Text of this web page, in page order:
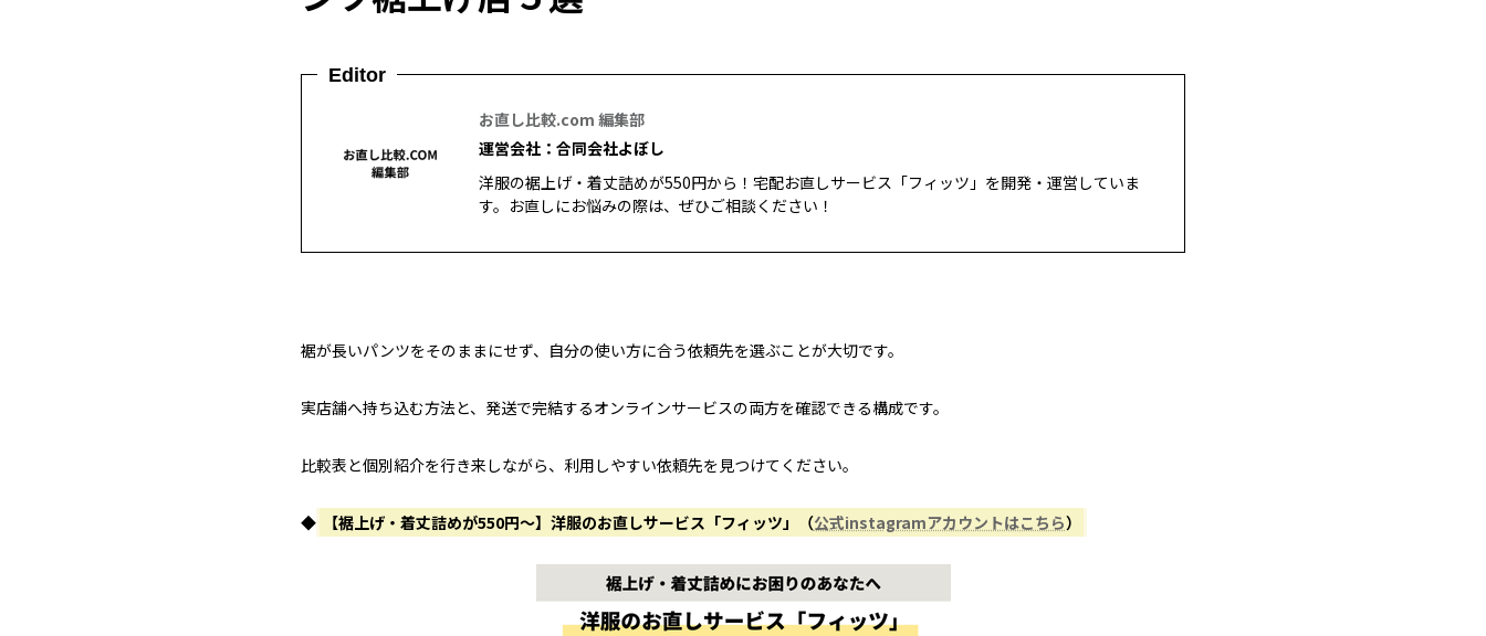
Editor
お直し比較.com 編集部
運営会社：合同会社よぼし
洋服の裾上げ・着丈詰めが550円から！宅配お直しサービス「フィッツ」を開発・運営していま
す。お直しにお悩みの際は、ぜひご相談ください！
裾が長いパンツをそのままにせず、自分の使い方に合う依頼先を選ぶことが大切です。
実店舗へ持ち込む方法と、発送で完結するオンラインサービスの両方を確認できる構成です。
比較表と個別紹介を行き来しながら、利用しやすい依頼先を見つけてください。
◆ 【裾上げ・着丈詰めが550円〜】洋服のお直しサービス「フィッツ」（公式instagramアカウントはこちら）